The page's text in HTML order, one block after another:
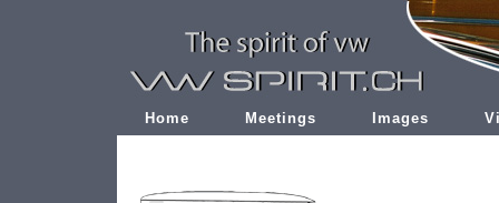
Home Meetings Images